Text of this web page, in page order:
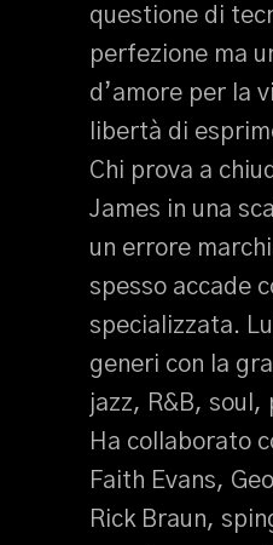
questione di
perfezione ma
d’amore per la
libertà di
Chi prova a
James in una
un errore
spesso accade
specializzata.
generi con la
jazz, R&B,
Ha collaborato
Faith Evans,
Rick Braun,